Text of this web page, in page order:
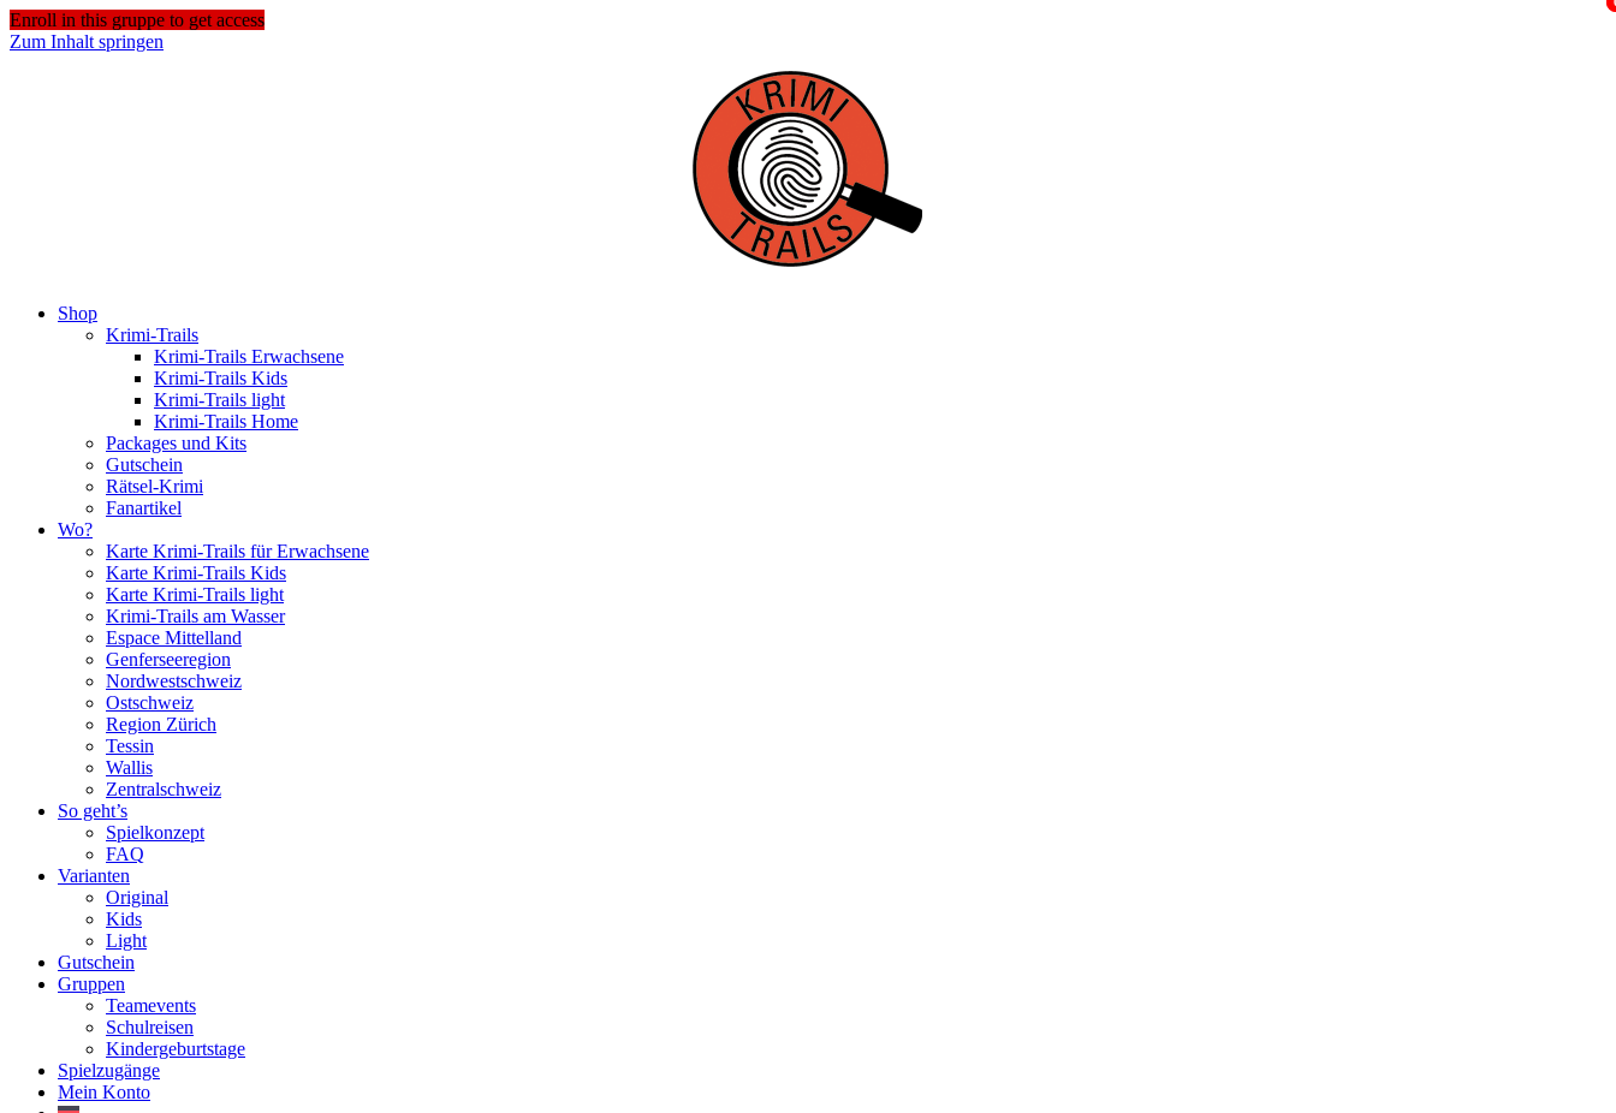
Enroll in this gruppe to get access
Zum Inhalt springen
Shop
Krimi-Trails
Krimi-Trails Erwachsene
Krimi-Trails Kids
Krimi-Trails light
Krimi-Trails Home
Packages und Kits
Gutschein
Rätsel-Krimi
Fanartikel
Wo?
Karte Krimi-Trails für Erwachsene
Karte Krimi-Trails Kids
Karte Krimi-Trails light
Krimi-Trails am Wasser
Espace Mittelland
Genferseeregion
Nordwestschweiz
Ostschweiz
Region Zürich
Tessin
Wallis
Zentralschweiz
So geht’s
Spielkonzept
FAQ
Varianten
Original
Kids
Light
Gutschein
Gruppen
Teamevents
Schulreisen
Kindergeburtstage
Spielzugänge
Mein Konto